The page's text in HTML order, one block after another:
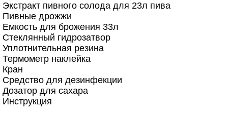
Экстракт пивного солода для 23л пива
Пивные дрожжи
Емкость для брожения 33л
Стеклянный гидрозатвор
Уплотнительная резина
Термометр наклейка
Кран
Средство для дезинфекции
Дозатор для сахара
Инструкция